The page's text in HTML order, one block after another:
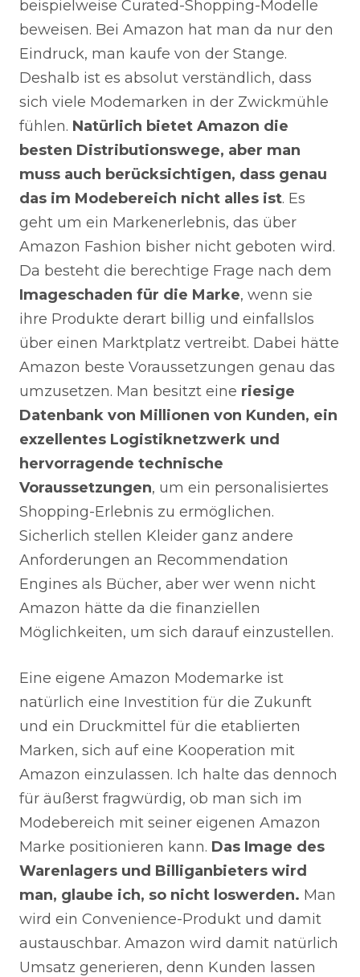
beispielweise Curated-Shopping-Modelle
beweisen. Bei Amazon hat man da nur den
Eindruck, man kaufe von der Stange.
Deshalb ist es absolut verständlich, dass
sich viele Modemarken in der Zwickmühle
fühlen. Natürlich bietet Amazon die
besten Distributionswege, aber man
muss auch berücksichtigen, dass genau
das im Modebereich nicht alles ist. Es
geht um ein Markenerlebnis, das über
Amazon Fashion bisher nicht geboten wird.
Da besteht die berechtige Frage nach dem
Imageschaden für die Marke, wenn sie
ihre Produkte derart billig und einfallslos
über einen Marktplatz vertreibt. Dabei hätte
Amazon beste Voraussetzungen genau das
umzusetzen. Man besitzt eine riesige
Datenbank von Millionen von Kunden, ein
exzellentes Logistiknetzwerk und
hervorragende technische
Voraussetzungen, um ein personalisiertes
Shopping-Erlebnis zu ermöglichen.
Sicherlich stellen Kleider ganz andere
Anforderungen an Recommendation
Engines als Bücher, aber wer wenn nicht
Amazon hätte da die finanziellen
Möglichkeiten, um sich darauf einzustellen.
Eine eigene Amazon Modemarke ist
natürlich eine Investition für die Zukunft
und ein Druckmittel für die etablierten
Marken, sich auf eine Kooperation mit
Amazon einzulassen. Ich halte das dennoch
für äußerst fragwürdig, ob man sich im
Modebereich mit seiner eigenen Amazon
Marke positionieren kann. Das Image des
Warenlagers und Billiganbieters wird
man, glaube ich, so nicht loswerden. Man
wird ein Convenience-Produkt und damit
austauschbar. Amazon wird damit natürlich
Umsatz generieren, denn Kunden lassen